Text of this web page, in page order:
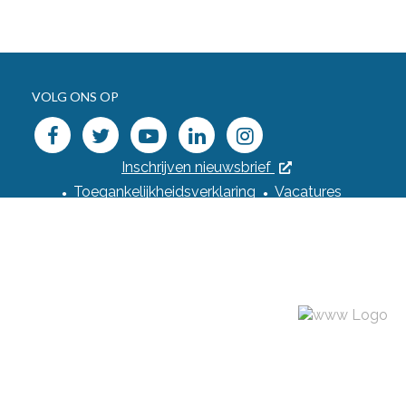
VOLG ONS OP
facebook
twitteryoutube
linkedininstagram
Inschrijven nieuwsbrief
Toegankelijkheidsverklaring
Vacatures